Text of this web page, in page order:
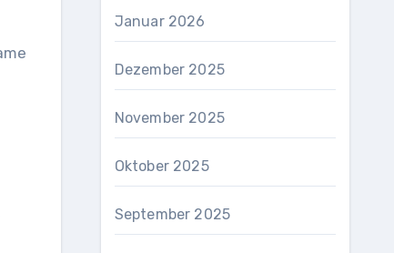
Januar 2026
Dezember 2025
November 2025
Oktober 2025
September 2025